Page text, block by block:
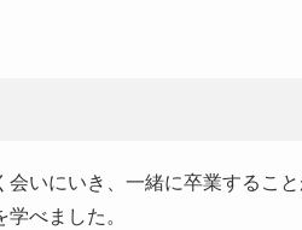
いにいき、一緒に卒業するこ
べました。